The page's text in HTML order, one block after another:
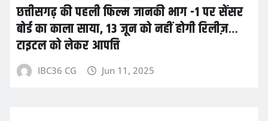
छत्तीसगढ़ की पहली फिल्म जानकी भाग -1 पर सेंसर
बोर्ड का काला साया, 13 जून को नहीं होगी रिलीज़…
टाइटल को लेकर आपत्ति
IBC36 CG Jun 11, 2025